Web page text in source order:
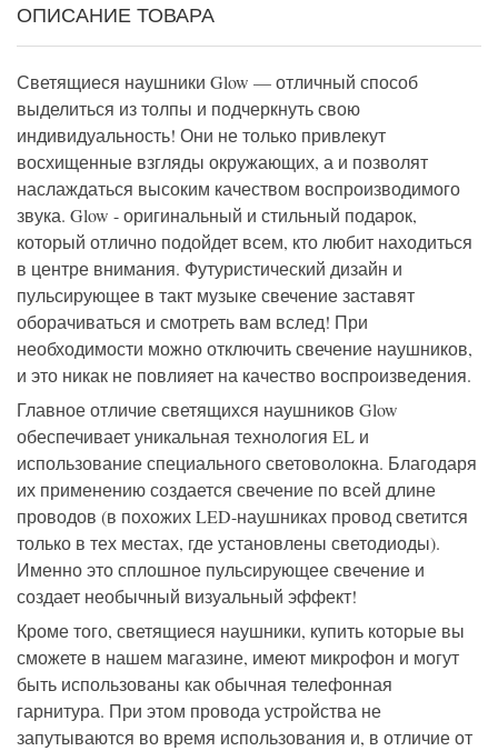
ОПИСАНИЕ ТОВАРА
Светящиеся наушники Glow — отличный способ
выделиться из толпы и подчеркнуть свою
индивидуальность! Они не только привлекут
восхищенные взгляды окружающих, а и позволят
наслаждаться высоким качеством воспроизводимого
звука. Glow - оригинальный и стильный подарок,
который отлично подойдет всем, кто любит находиться
в центре внимания. Футуристический дизайн и
пульсирующее в такт музыке свечение заставят
оборачиваться и смотреть вам вслед! При
необходимости можно отключить свечение наушников,
и это никак не повлияет на качество воспроизведения.
Главное отличие светящихся наушников Glow
обеспечивает уникальная технология EL и
использование специального световолокна. Благодаря
их применению создается свечение по всей длине
проводов (в похожих LED-наушниках провод светится
только в тех местах, где установлены светодиоды).
Именно это сплошное пульсирующее свечение и
создает необычный визуальный эффект!
Кроме того, светящиеся наушники, купить которые вы
сможете в нашем магазине, имеют микрофон и могут
быть использованы как обычная телефонная
гарнитура. При этом провода устройства не
запутываются во время использования и, в отличие от